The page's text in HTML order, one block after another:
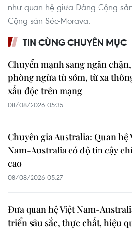
như quan hệ giữa Đảng Cộng
Cộng sản Séc-Morava.
TIN CÙNG CHUYÊN MỤC
Chuyển mạnh sang ngăn chặn,
phòng ngừa từ sớm, từ xa
xấu độc trên mạng
08/08/2026 05:35
Chuyên gia Australia: Quan hệ
Nam-Australia có độ tin cậy
cao
08/08/2026 05:27
Đưa quan hệ Việt Nam-
triển sâu sắc, thực chất, hiệu